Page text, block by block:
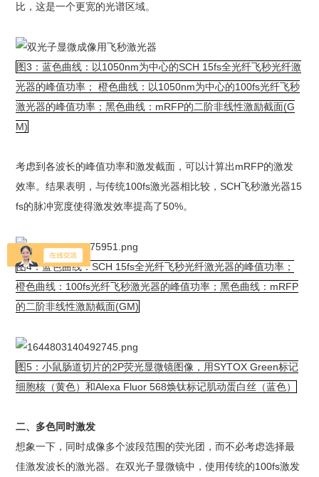
比，这是一个更宽的光谱区域。
图3：蓝色曲线：以1050nm为中心的SCH 15fs全光纤飞秒光纤激
光器的峰值功率； 橙色曲线：以1050nm为中心的100fs光纤飞秒
激光器的峰值功率；黑色曲线：mRFP的二阶非线性激励截面(G
M)
考虑到各波长的峰值功率和激发截面，可以计算出mRFP的激发
效率。结果表明，与传统100fs激光器相比较，SCH飞秒激光器15
fs的脉冲宽度使得激发效率提高了50%。
图4：蓝色曲线：SCH 15fs全光纤飞秒光纤激光器的峰值功率；
橙色曲线：100fs光纤飞秒激光器的峰值功率；黑色曲线：mRFP
的二阶非线性激励截面(GM)
图5：小鼠肠道切片的2P荧光显微镜图像，用SYTOX Green标记
细胞核（黄色）和Alexa Fluor 568焕钛标记肌动蛋白丝（蓝色）
二、多色同时激发
想象一下，同时成像多个波段范围的荧光团，而不必考虑选择最
佳激发波长的激光器。在双光子显微镜中，使用传统的100fs激发